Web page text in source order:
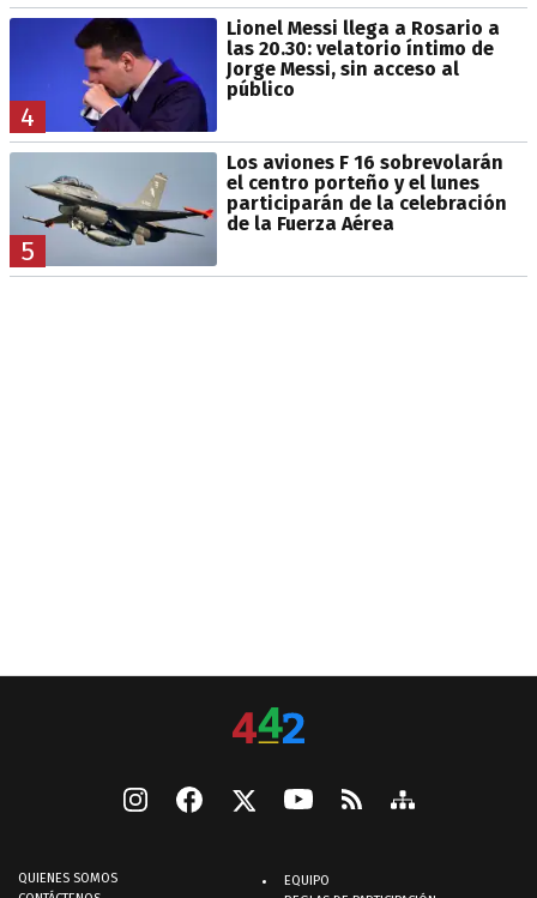
4
Lionel Messi llega a Rosario a
las 20.30: velatorio íntimo de
Jorge Messi, sin acceso al
público
5
Los aviones F 16 sobrevolarán
el centro porteño y el lunes
participarán de la celebración
de la Fuerza Aérea
QUIENES SOMOS
EQUIPO